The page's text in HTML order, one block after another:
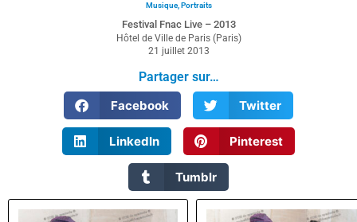
Musique,Portraits
Festival Fnac Live – 2013
Hôtel de Ville de Paris (Paris)
21 juillet 2013
Partager sur…
Facebook
Twitter
LinkedIn Pinterest
Tumblr